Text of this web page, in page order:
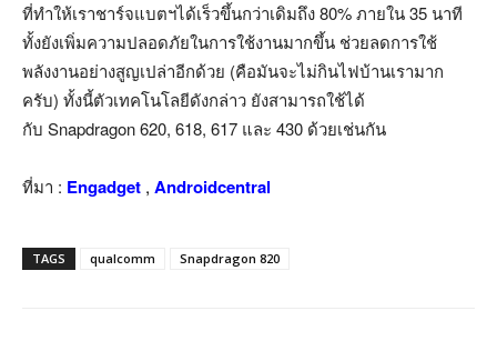
ที่ทำให้เราชาร์จแบตฯได้เร็วขึ้นกว่าเดิมถึง 80% ภายใน 35 นาที
ทั้งยังเพิ่มความปลอดภัยในการใช้งานมากขึ้น ช่วยลดการใช้
พลังงานอย่างสูญเปล่าอีกด้วย (คือมันจะไม่กินไฟบ้านเรามาก
ครับ) ทั้งนี้ตัวเทคโนโลยีดังกล่าว ยังสามารถใช้ได้
กับ Snapdragon 620, 618, 617 และ 430 ด้วยเช่นกัน
ที่มา : Engadget , Androidcentral
TAGS qualcomm Snapdragon 820